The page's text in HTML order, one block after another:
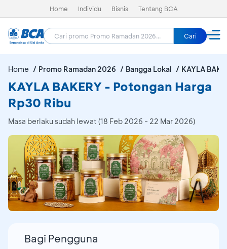
Home Individu Bisnis Tentang BCA
Cari
Home Promo Ramadan 2026 Bangga Lokal KAYLA
KAYLA BAKERY - Potongan Harga
Rp30 Ribu
Masa berlaku sudah lewat (18 Feb 2026 - 22 Mar 2026)
Bagi Pengguna